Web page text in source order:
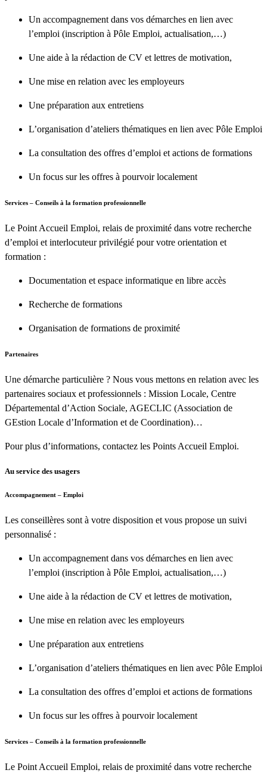
Un accompagnement dans vos démarches en lien avec
l’emploi (inscription à Pôle Emploi, actualisation,…)
Une aide à la rédaction de CV et lettres de motivation,
Une mise en relation avec les employeurs
Une préparation aux entretiens
L’organisation d’ateliers thématiques en lien avec Pôle Emploi
La consultation des offres d’emploi et actions de formations
Un focus sur les offres à pourvoir localement
Services – Conseils à la formation professionnelle
Le Point Accueil Emploi, relais de proximité dans votre recherche
d’emploi et interlocuteur privilégié pour votre orientation et
formation :
Documentation et espace informatique en libre accès
Recherche de formations
Organisation de formations de proximité
Partenaires
Une démarche particulière ? Nous vous mettons en relation avec les
partenaires sociaux et professionnels : Mission Locale, Centre
Départemental d’Action Sociale, AGECLIC (Association de
GEstion Locale d’Information et de Coordination)…
Pour plus d’informations, contactez les Points Accueil Emploi.
Au service des usagers
Accompagnement – Emploi
Les conseillères sont à votre disposition et vous propose un suivi
personnalisé :
Un accompagnement dans vos démarches en lien avec
l’emploi (inscription à Pôle Emploi, actualisation,…)
Une aide à la rédaction de CV et lettres de motivation,
Une mise en relation avec les employeurs
Une préparation aux entretiens
L’organisation d’ateliers thématiques en lien avec Pôle Emploi
La consultation des offres d’emploi et actions de formations
Un focus sur les offres à pourvoir localement
Services – Conseils à la formation professionnelle
Le Point Accueil Emploi, relais de proximité dans votre recherche